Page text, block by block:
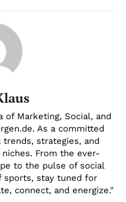
Marketing, Social, and
As a committed
strategies, and
From the ever-
to the pulse of social
sports, stay tuned for
connect, and energize."